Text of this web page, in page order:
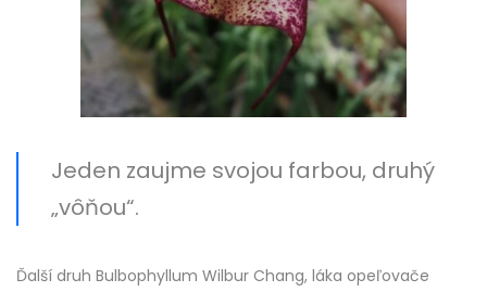
Jeden zaujme svojou farbou, druhý
„vôňou“.
Ďalší druh Bulbophyllum Wilbur Chang, láka opeľovače